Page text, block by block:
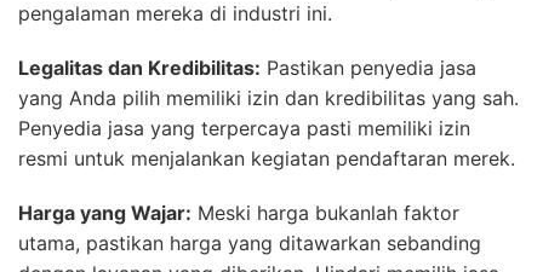
pengalaman mereka di industri ini.
Legalitas dan Kredibilitas: Pastikan penyedia jasa
yang Anda pilih memiliki izin dan kredibilitas yang sah.
Penyedia jasa yang terpercaya pasti memiliki izin
resmi untuk menjalankan kegiatan pendaftaran merek.
Harga yang Wajar: Meski harga bukanlah faktor
utama, pastikan harga yang ditawarkan sebanding